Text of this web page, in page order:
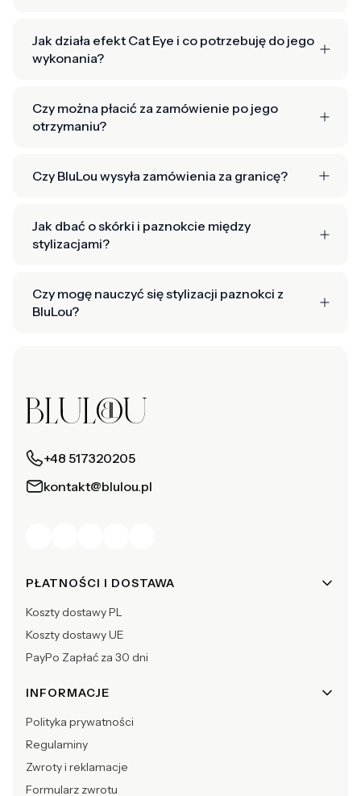
Jak działa efekt Cat Eye i co potrzebuję do jego
wykonania?
Czy można płacić za zamówienie po jego
otrzymaniu?
Czy BluLou wysyła zamówienia za granicę?
Jak dbać o skórki i paznokcie między
stylizacjami?
Czy mogę nauczyć się stylizacji paznokci z
BluLou?
+48 517320205
kontakt@blulou.pl
Linki w stopce
PŁATNOŚCI I DOSTAWA
Koszty dostawy PL
Koszty dostawy UE
PayPo Zapłać za 30 dni
INFORMACJE
Polityka prywatności
Regulaminy
Zwroty i reklamacje
Formularz zwrotu